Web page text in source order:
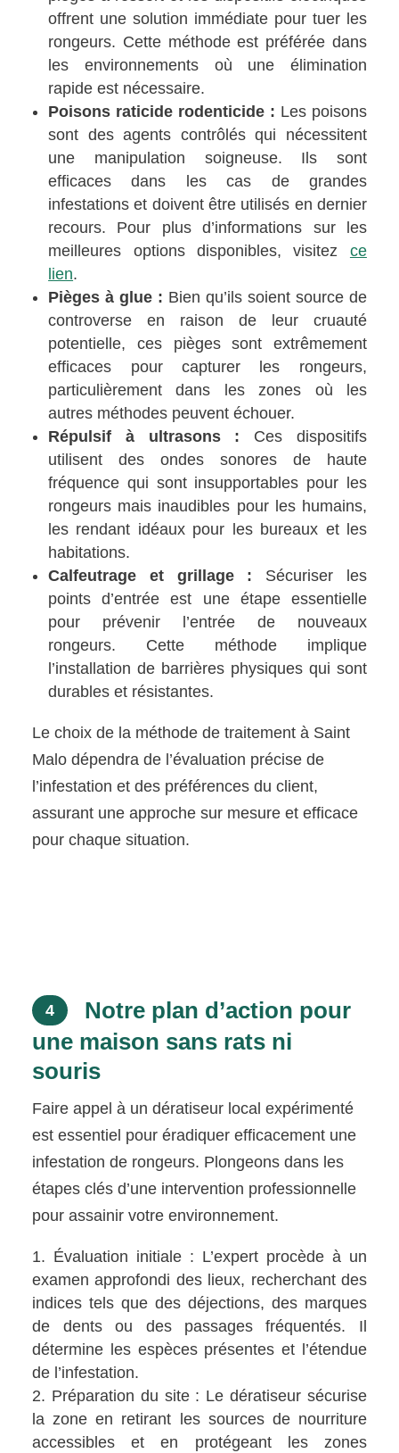
offrent une solution immédiate pour tuer les
rongeurs. Cette méthode est préférée dans
les environnements où une élimination
rapide est nécessaire.
Poisons raticide rodenticide : Les poisons
sont des agents contrôlés qui nécessitent
une manipulation soigneuse. Ils sont
efficaces dans les cas de grandes
infestations et doivent être utilisés en dernier
recours. Pour plus d’informations sur les
meilleures options disponibles, visitez ce
lien.
Pièges à glue : Bien qu’ils soient source de
controverse en raison de leur cruauté
potentielle, ces pièges sont extrêmement
efficaces pour capturer les rongeurs,
particulièrement dans les zones où les
autres méthodes peuvent échouer.
Répulsif à ultrasons : Ces dispositifs
utilisent des ondes sonores de haute
fréquence qui sont insupportables pour les
rongeurs mais inaudibles pour les humains,
les rendant idéaux pour les bureaux et les
habitations.
Calfeutrage et grillage : Sécuriser les
points d’entrée est une étape essentielle
pour prévenir l’entrée de nouveaux
rongeurs. Cette méthode implique
l’installation de barrières physiques qui sont
durables et résistantes.
Le choix de la méthode de traitement à Saint
Malo dépendra de l’évaluation précise de
l’infestation et des préférences du client,
assurant une approche sur mesure et efficace
pour chaque situation.
4
Notre plan d’action pour
une maison sans rats ni
souris
Faire appel à un dératiseur local expérimenté
est essentiel pour éradiquer efficacement une
infestation de rongeurs. Plongeons dans les
étapes clés d’une intervention professionnelle
pour assainir votre environnement.
Évaluation initiale : L’expert procède à un
examen approfondi des lieux, recherchant des
indices tels que des déjections, des marques
de dents ou des passages fréquentés. Il
détermine les espèces présentes et l’étendue
de l’infestation.
Préparation du site : Le dératiseur sécurise
la zone en retirant les sources de nourriture
accessibles et en protégeant les zones